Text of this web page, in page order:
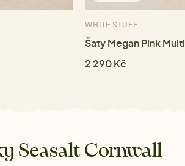
WHITE STUFF
Šaty Megan Pink Multi
2 290 Kč
Seasalt Cornwall